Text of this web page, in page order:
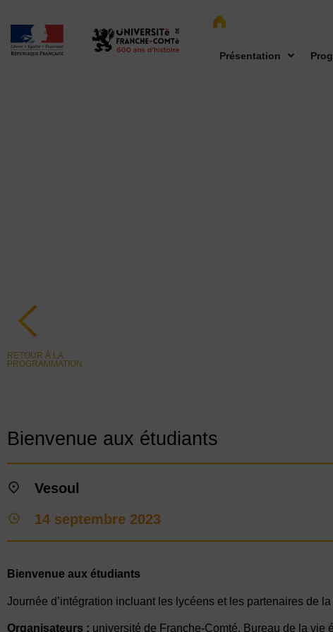
Présentation
RETOUR À LA
PROGRAMMATION
Bienvenue aux étudiants
Vesoul
14 septembre 2023
Bienvenue aux étudiants
Journée d’intégration incluant les lycéens et les partenaires de
Organisateurs : université de Franche-Comté, Bureau de la vie